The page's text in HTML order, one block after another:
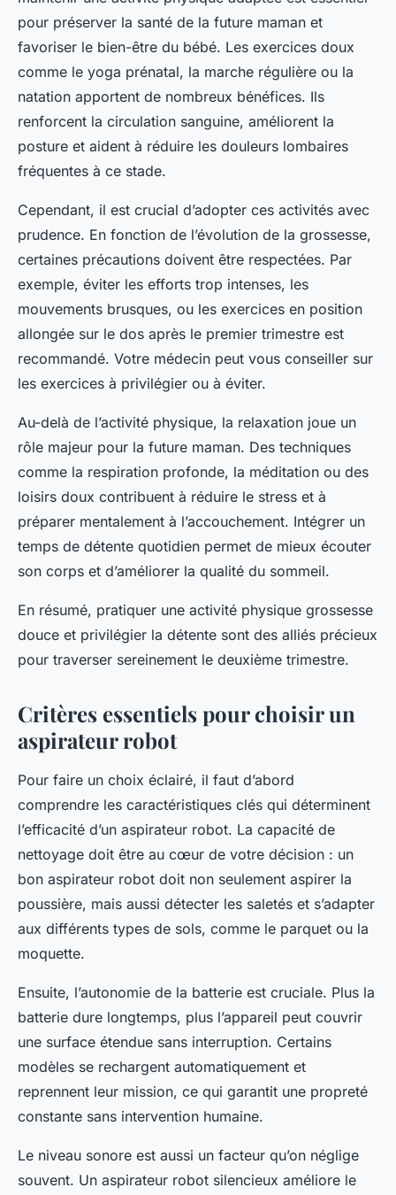
pour préserver la santé de la future maman et
favoriser le bien-être du bébé. Les exercices doux
comme le yoga prénatal, la marche régulière ou la
natation apportent de nombreux bénéfices. Ils
renforcent la circulation sanguine, améliorent la
posture et aident à réduire les douleurs lombaires
fréquentes à ce stade.
Cependant, il est crucial d’adopter ces activités avec
prudence. En fonction de l’évolution de la grossesse,
certaines précautions doivent être respectées. Par
exemple, éviter les efforts trop intenses, les
mouvements brusques, ou les exercices en position
allongée sur le dos après le premier trimestre est
recommandé. Votre médecin peut vous conseiller sur
les exercices à privilégier ou à éviter.
Au-delà de l’activité physique, la relaxation joue un
rôle majeur pour la future maman. Des techniques
comme la respiration profonde, la méditation ou des
loisirs doux contribuent à réduire le stress et à
préparer mentalement à l’accouchement. Intégrer un
temps de détente quotidien permet de mieux écouter
son corps et d’améliorer la qualité du sommeil.
En résumé, pratiquer une activité physique grossesse
douce et privilégier la détente sont des alliés précieux
pour traverser sereinement le deuxième trimestre.
Critères essentiels pour choisir un
aspirateur robot
Pour faire un choix éclairé, il faut d’abord
comprendre les caractéristiques clés qui déterminent
l’efficacité d’un aspirateur robot. La capacité de
nettoyage doit être au cœur de votre décision : un
bon aspirateur robot doit non seulement aspirer la
poussière, mais aussi détecter les saletés et s’adapter
aux différents types de sols, comme le parquet ou la
moquette.
Ensuite, l’autonomie de la batterie est cruciale. Plus la
batterie dure longtemps, plus l’appareil peut couvrir
une surface étendue sans interruption. Certains
modèles se rechargent automatiquement et
reprennent leur mission, ce qui garantit une propreté
constante sans intervention humaine.
Le niveau sonore est aussi un facteur qu’on néglige
souvent. Un aspirateur robot silencieux améliore le